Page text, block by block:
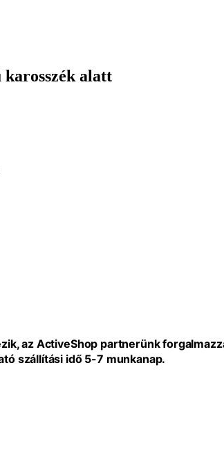
karosszék alatt
az ActiveShop partnerünk
szállítási idő 5-7 munkanap.